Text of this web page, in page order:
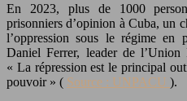
En 2023, plus de 1000
prisonniers d’opinion à Cuba, un
l’oppression sous le régime en
Daniel Ferrer, leader de
« La répression est le principal
pouvoir » ( Source : UNPACU ).